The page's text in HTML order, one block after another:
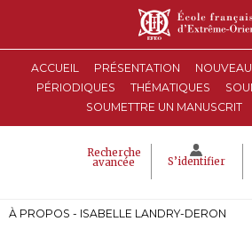
ACCUEIL PRÉSENTATION
PÉRIODIQUES
THÉMATIQUES
SOUMETTRE UN MANUSCRIT
Recherche
avancée S’identifier
À PROPOS - ISABELLE LANDRY-DERON